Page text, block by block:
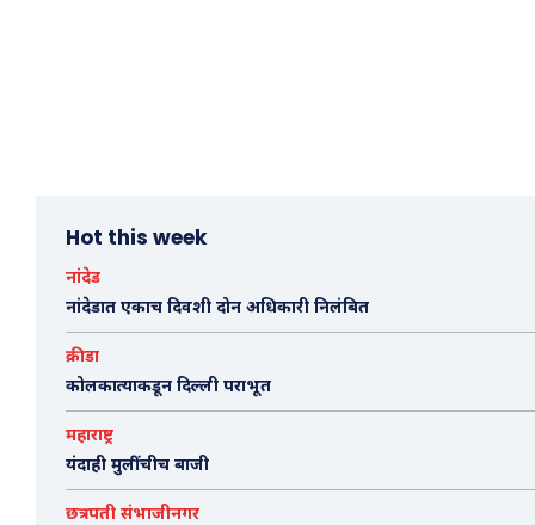
Hot this week
नांदेड
नांदेडात एकाच दिवशी दोन अधिकारी निलंबित
क्रीडा
कोलकात्याकडून दिल्ली पराभूत
महाराष्ट्र
यंदाही मुलींचीच बाजी
छत्रपती संभाजीनगर